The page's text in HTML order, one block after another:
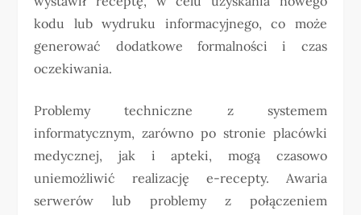
kodu lub wydruku informacyjnego, co może
generować dodatkowe formalności i czas
oczekiwania.
Problemy techniczne z systemem
informatycznym, zarówno po stronie placówki
medycznej, jak i apteki, mogą czasowo
uniemożliwić realizację e-recepty. Awaria
serwerów lub problemy z połączeniem